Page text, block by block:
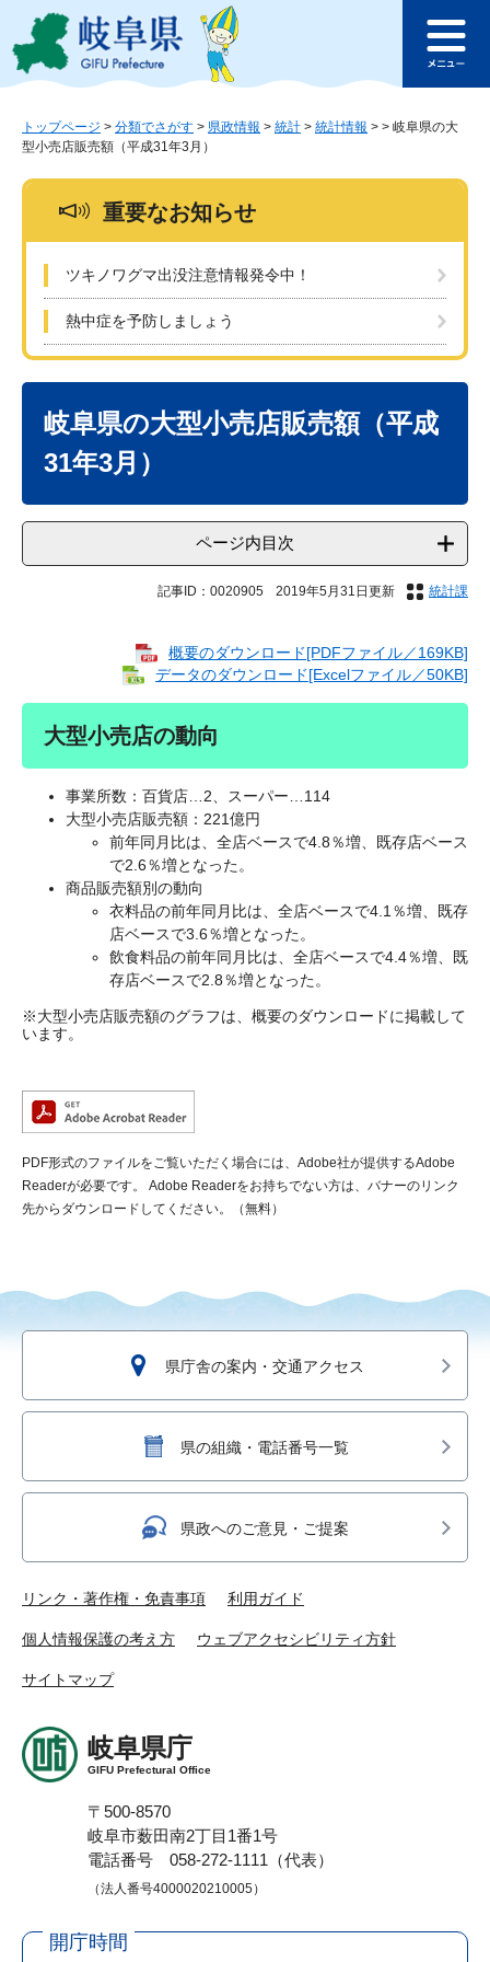
ジ
ュ
このページの本文へ
ュ
トップページ > 分類でさがす > 県政情報 > 統計 > 統計情報 > > 岐阜県の大
型小売店販売額（平成31年3月）
重要なお知らせ
ツキノワグマ出没注意情報発令中！
熱中症を予防しましょう
岐阜県の大型小売店販売額（平成
31年3月）
ページ内目次
記事ID：0020905 2019年5月31日更新 統計課
概要のダウンロード[PDFファイル／169KB]
データのダウンロード[Excelファイル／50KB]
大型小売店の動向
事業所数：百貨店…2、スーパー…114
大型小売店販売額：221億円
前年同月比は、全店ベースで4.8％増、既存店ベース
で2.6％増となった。
商品販売額別の動向
衣料品の前年同月比は、全店ベースで4.1％増、既存
店ベースで3.6％増となった。
飲食料品の前年同月比は、全店ベースで4.4％増、既
存店ベースで2.8％増となった。
※大型小売店販売額のグラフは、概要のダウンロードに掲載して
います。
PDF形式のファイルをご覧いただく場合には、Adobe社が提供するAdobe
Readerが必要です。
Adobe Readerをお持ちでない方は、バナーのリンク
先からダウンロードしてください。（無料）
県庁舎の案内・交通アクセス
県の組織・電話番号一覧
県政へのご意見・ご提案
リンク・著作権・免責事項 利用ガイド
個人情報保護の考え方 ウェブアクセシビリティ方針
サイトマップ
岐阜県庁
GIFU Prefectural Office
〒500-8570
岐阜市薮田南2丁目1番1号
電話番号 058-272-1111（代表）
（法人番号4000020210005）
開庁時間